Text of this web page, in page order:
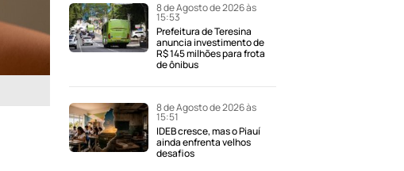
8 de Agosto de 2026 às
15:53
Prefeitura de Teresina
anuncia investimento de
R$ 145 milhões para frota
de ônibus
8 de Agosto de 2026 às
15:51
IDEB cresce, mas o Piauí
ainda enfrenta velhos
desafios